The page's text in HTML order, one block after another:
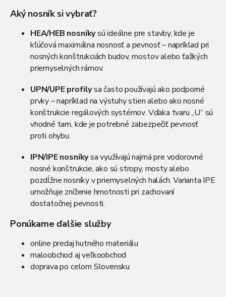
Aký nosník si vybrať?
HEA/HEB nosníkysú ideálne pre stavby, kde je
kľúčová maximálna nosnosť a pevnosť – napríklad pri
nosných konštrukciách budov, mostov alebo ťažkých
priemyselných rámov.
UPN/UPE profilysa často používajú ako podporné
prvky – napríklad na výstuhy stien alebo ako nosné
konštrukcie regálových systémov. Vďaka tvaru „U“ sú
vhodné tam, kde je potrebné zabezpečiť pevnosť
proti ohybu.
IPN/IPE nosníkysa využívajú najmä pre vodorovné
nosné konštrukcie, ako sú stropy, mosty alebo
pozdĺžne nosníky v priemyselných halách. Varianta IPE
umožňuje zníženie hmotnosti pri zachovaní
dostatočnej pevnosti.
Ponúkame ďalšie služby
online predaj hutného materiálu
maloobchod aj veľkoobchod
doprava po celom Slovensku